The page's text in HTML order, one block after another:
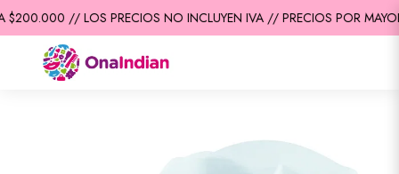
// LOS PRECIOS NO INCLUYEN IVA // PRECIOS POR